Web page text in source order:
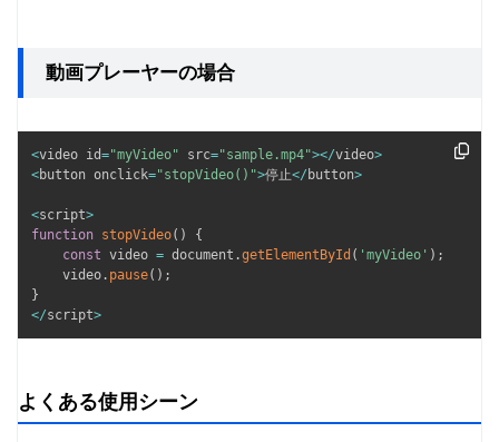
動画プレーヤーの場合
<video id="myVideo" src="sample.mp4"></video>
<button onclick="stopVideo()">停止</ button>
<script>
function stopVideo( )
{
const video = document .getElementById ( 'myVideo' ) ;
    video
. pause( ) ;
}
</script>
よくある使用シーン